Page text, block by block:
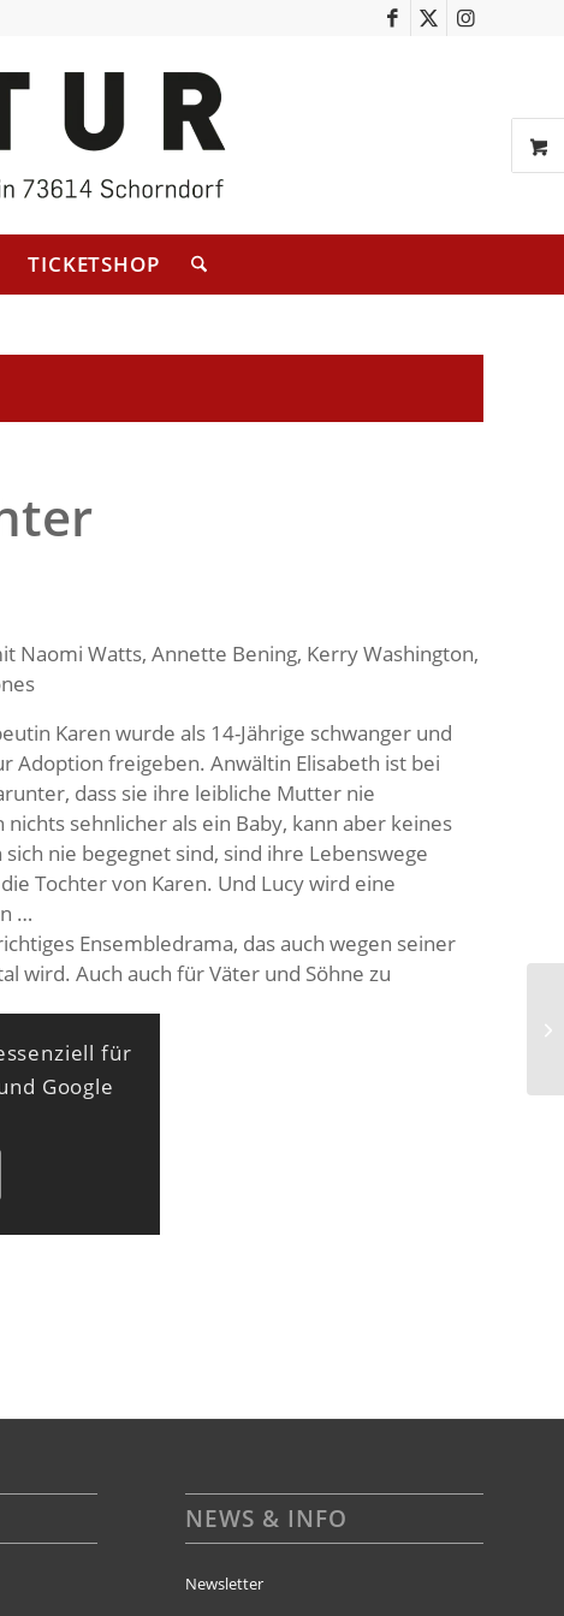
TICKETSHOP
Naomi Watts, Annette Bening, Kerry Washington,
Karen wurde als 14-Jährige schwanger und
Adoption freigeben. Anwältin Elisabeth ist bei
dass sie ihre leibliche Mutter nie
sehnlicher als ein Baby, kann aber keines
nie begegnet sind, sind ihre Lebenswege
Tochter von Karen. Und Lucy wird eine
…
Ensembledrama, das auch wegen seiner
wird. Auch auch für Väter und Söhne zu
NEWS & INFO
Newsletter
für
Google